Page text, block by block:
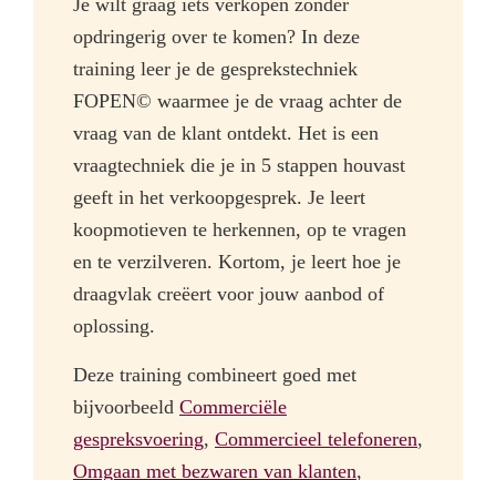
opdringerig over te komen? In deze
training leer je de gesprekstechniek
FOPEN© waarmee je de vraag achter de
vraag van de klant ontdekt. Het is een
vraagtechniek die je in 5 stappen houvast
geeft in het verkoopgesprek. Je leert
koopmotieven te herkennen, op te vragen
en te verzilveren. Kortom, je leert hoe je
draagvlak creëert voor jouw aanbod of
oplossing.
Deze training combineert goed met
bijvoorbeeld Commerciële
gespreksvoering, Commercieel telefoneren,
Omgaan met bezwaren van klanten,